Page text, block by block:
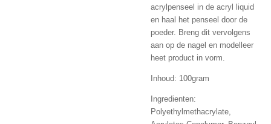
acrylpenseel in de acryl liquid
en haal het penseel door de
poeder. Breng dit vervolgens
aan op de nagel en modelleer
heet product in vorm.
Inhoud: 100gram
Ingredienten:
Polyethylmethacrylate,